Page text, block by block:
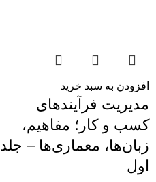
افزودن به سبد خرید
مدیریت فرآیندهای
کسب‌ و کار؛ مفاهیم،
زبان‌ها، معماری‌ها – جلد
اول